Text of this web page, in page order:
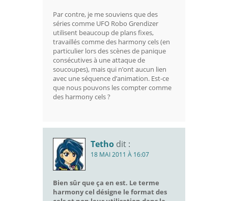
Par contre, je me souviens que des
séries comme UFO Robo Grendizer
utilisent beaucoup de plans fixes,
travaillés comme des harmony cels (en
particulier lors des scènes de panique
consécutives à une attaque de
soucoupes), mais qui n’ont aucun lien
avec une séquence d’animation. Est-ce
que nous pouvons les compter comme
des harmony cels ?
Tetho dit :
18 MAI 2011 À 16:07
Bien sûr que ça en est. Le terme
harmony cel désigne le format des